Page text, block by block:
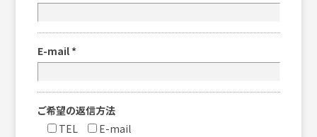
E-mail *
ご希望の返信方法
TEL
E-mail